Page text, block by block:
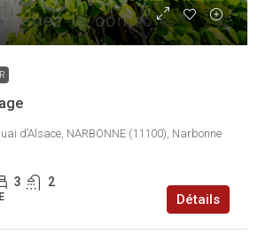
d’Alsace, NARBONNE (11100), Narbonne
3 2
Détails